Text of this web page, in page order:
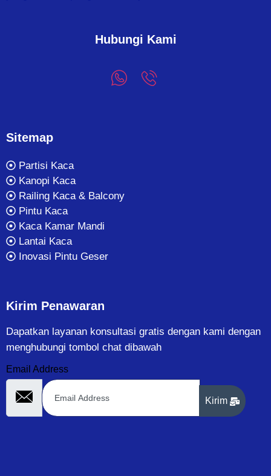
Hubungi Kami
Sitemap
Partisi Kaca
Kanopi Kaca
Railing Kaca & Balcony
Pintu Kaca
Kaca Kamar Mandi
Lantai Kaca
Inovasi Pintu Geser
Kirim Penawaran
Dapatkan layanan konsultasi gratis dengan kami dengan
menghubungi tombol chat dibawah
Email Address
Kirim